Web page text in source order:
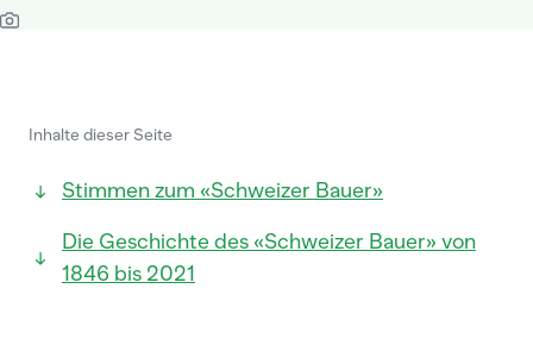
Inhalte dieser Seite
Stimmen zum «Schweizer Bauer»
Die Geschichte des «Schweizer Bauer» von
1846 bis 2021